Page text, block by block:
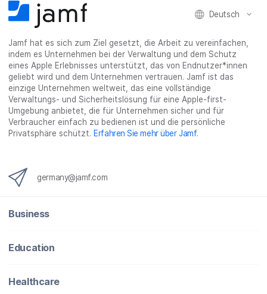
Deutsch
Jamf hat es sich zum Ziel gesetzt, die Arbeit zu vereinfachen,
indem es Unternehmen bei der Verwaltung und dem Schutz
eines Apple Erlebnisses unterstützt, das von Endnutzer*innen
geliebt wird und dem Unternehmen vertrauen. Jamf ist das
einzige Unternehmen weltweit, das eine vollständige
Verwaltungs- und Sicherheitslösung für eine Apple-first-
Umgebung anbietet, die für Unternehmen sicher und für
Verbraucher einfach zu bedienen ist und die persönliche
Privatsphäre schützt. Erfahren Sie mehr über Jamf.
germany@jamf.com
Business
Education
Healthcare